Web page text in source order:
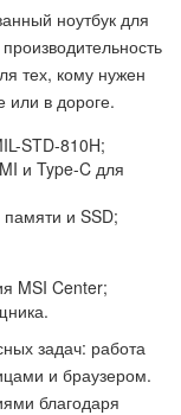
ноутбук для
тех, кому нужен
в дороге.
STD-810H;
и Type-C для
и SSD;
MSI Center;
задач: работа
и браузером.
благодаря